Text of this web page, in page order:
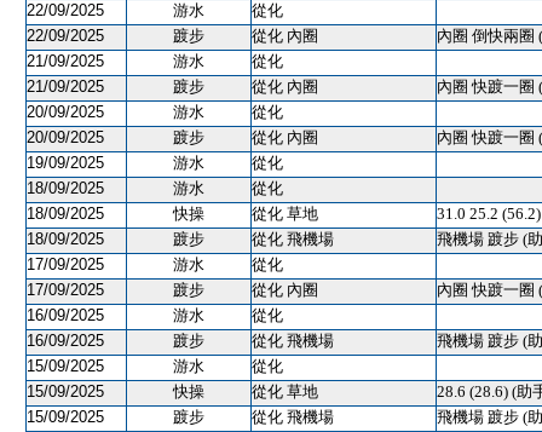
22/09/2025
游水
從化
22/09/2025
踱步 從化 內圈
內圈 倒快兩圈
21/09/2025
游水
從化
21/09/2025
踱步 從化 內圈
內圈 快踱一圈
20/09/2025
游水
從化
20/09/2025
踱步 從化 內圈
內圈 快踱一圈
19/09/2025
游水
從化
18/09/2025
游水
從化
18/09/2025
快操 從化 草地
31.0 25.2
18/09/2025
踱步 從化 飛機場
飛機場 踱步 (
17/09/2025
游水
從化
17/09/2025
踱步 從化 內圈
內圈 快踱一圈
16/09/2025
游水
從化
16/09/2025
踱步 從化 飛機場
飛機場 踱步 (
15/09/2025
游水
從化
15/09/2025
快操 從化 草地
28.6 (28.6) (助
15/09/2025
踱步 從化 飛機場
飛機場 踱步 (